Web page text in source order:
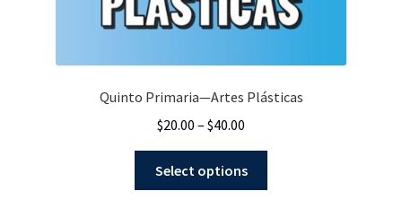
Quinto Primaria—Artes Plásticas
$20.00 – $40.00
Select options